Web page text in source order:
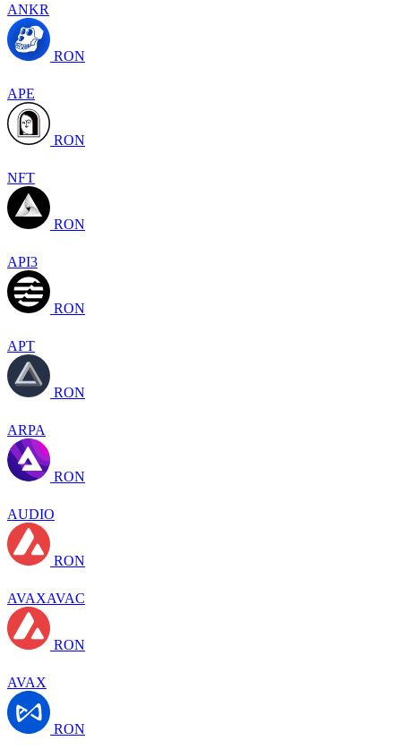
ANKR
RON
APE
RON
NFT
RON
API3
RON
APT
RON
ARPA
RON
AUDIO
RON
AVAXAVAC
RON
AVAX
RON